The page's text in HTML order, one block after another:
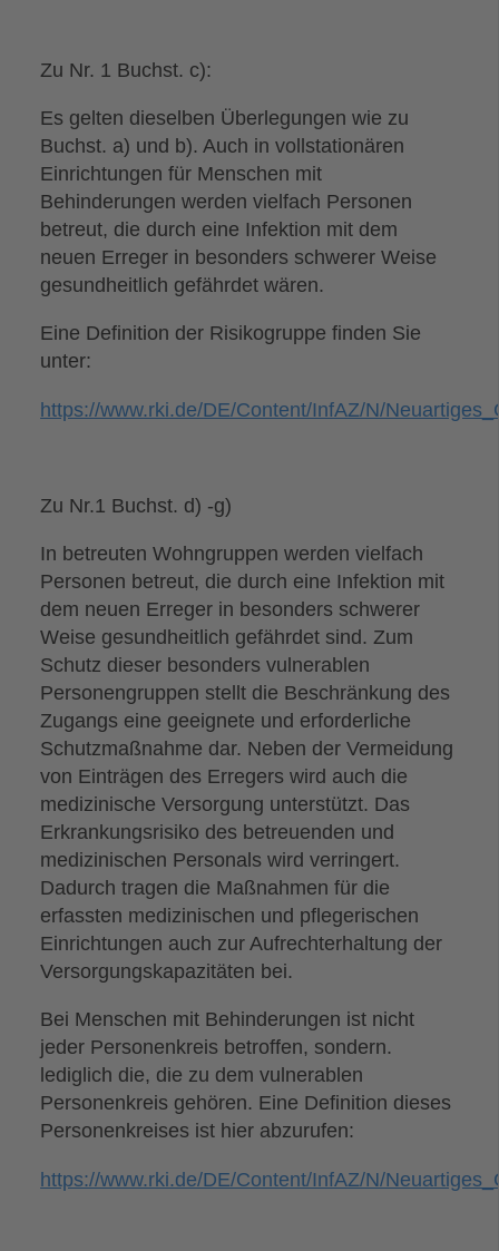
Zu Nr. 1 Buchst. c):
Es gelten dieselben Überlegungen wie zu
Buchst. a) und b). Auch in vollstationären
Einrichtungen für Menschen mit
Behinderungen werden vielfach Personen
betreut, die durch eine Infektion mit dem
neuen Erreger in besonders schwerer Weise
gesundheitlich gefährdet wären.
Eine Definition der Risikogruppe finden Sie
unter:
https://www.rki.de/DE/Content/InfAZ/N/
Zu Nr.1 Buchst. d) -g)
In betreuten Wohngruppen werden vielfach
Personen betreut, die durch eine Infektion mit
dem neuen Erreger in besonders schwerer
Weise gesundheitlich gefährdet sind. Zum
Schutz dieser besonders vulnerablen
Personengruppen stellt die Beschränkung des
Zugangs eine geeignete und erforderliche
Schutzmaßnahme dar. Neben der Vermeidung
von Einträgen des Erregers wird auch die
medizinische Versorgung unterstützt. Das
Erkrankungsrisiko des betreuenden und
medizinischen Personals wird verringert.
Dadurch tragen die Maßnahmen für die
erfassten medizinischen und pflegerischen
Einrichtungen auch zur Aufrechterhaltung der
Versorgungskapazitäten bei.
Bei Menschen mit Behinderungen ist nicht
jeder Personenkreis betroffen, sondern.
lediglich die, die zu dem vulnerablen
Personenkreis gehören. Eine Definition dieses
Personenkreises ist hier abzurufen:
https://www.rki.de/DE/Content/InfAZ/N/